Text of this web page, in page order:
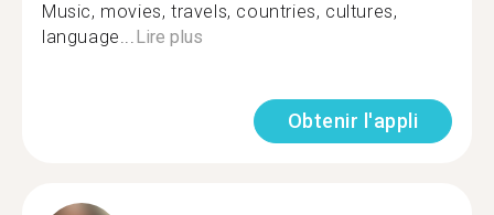
Music, movies, travels, countries, cultures,
language...Lire plus
Obtenir l'appli